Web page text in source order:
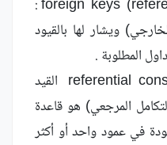
- المفتاح الأجنبي foreign keys (referential) :
ويشار لها بالقيود
المطلوبة .
- القيد المرجعي referential constraint القيد
المرجعي) هو قاعدة
في عمود واحد أو أكثر